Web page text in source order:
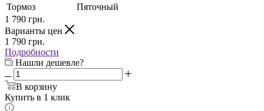
Тормоз
Пяточный
1 790 грн.
Варианты цен
1 790 грн.
Подробности
Нашли дешевле?
В корзину
Купить в 1 клик